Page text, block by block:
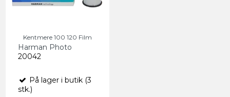
Kentmere 100 120 Film
Harman Photo
20042
På lager i butik (3
stk.)